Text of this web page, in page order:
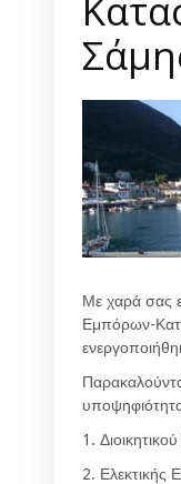
Με χαρά σας
Εμπόρων-
1.
2. Ελεκτικής